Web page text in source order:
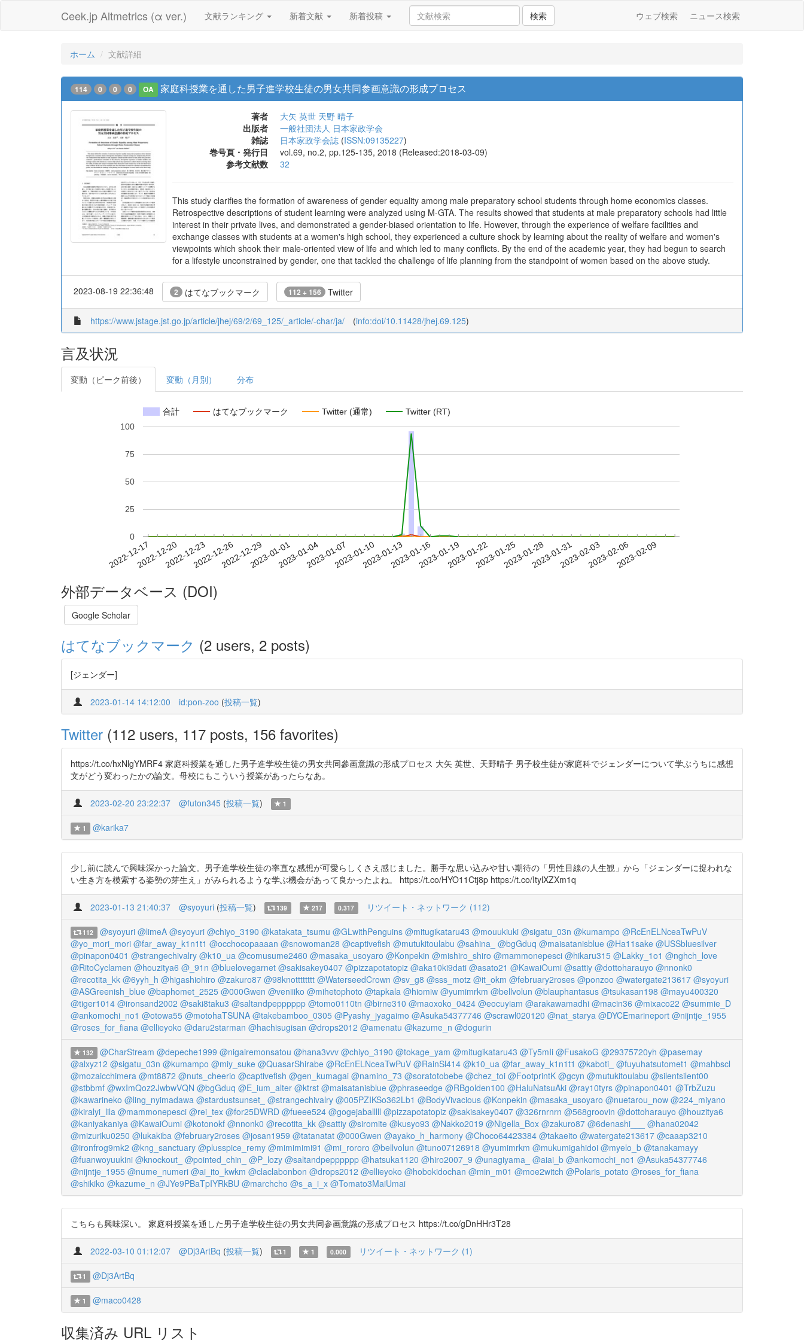
Ceek.jp Altmetrics (α ver.) 文献ランキング 新着文献 新着投稿 検索 ウェブ検索 ニュース検索
ホーム 文献詳細
114 0 0 0 OA 家庭科授業を通した男子進学校生徒の男女共同参画意識の形成プロセス
著者 大矢 英世 天野 晴子
出版者
一般社団法人 日本家政学会
雑誌
日本家政学会誌 (ISSN:09135227)
巻号頁・発行日
vol.69, no.2, pp.125-135, 2018 (Released:2018-03-09)
参考文献数
32
This study clarifies the formation of awareness of gender equality among male preparatory school students through home economics classes.
Retrospective descriptions of student learning were analyzed using M-GTA. The results showed that students at male preparatory schools had little
interest in their private lives, and demonstrated a gender-biased orientation to life. However, through the experience of welfare facilities and
exchange classes with students at a women's high school, they experienced a culture shock by learning about the reality of welfare and women's
viewpoints which shook their male-oriented view of life and which led to many conflicts. By the end of the academic year, they had begun to search
for a lifestyle unconstrained by gender, one that tackled the challenge of life planning from the standpoint of women based on the above study.
2023-08-19 22:36:48 2 はてなブックマーク 112 + 156 Twitter
https://www.jstage.jst.go.jp/article/jhej/69/2/69_125/_article/-char/ja/ (info:doi/10.11428/jhej.69.125)
言及状況
変動（ピーク前後） 変動（月別） 分布
合計 はてなブックマーク Twitter (通常) Twitter (RT)
2022-12-172022-12-202022-12-232022-12-262022-12-292023-01-012023-01-042023-01-072023-01-102023-01-132023-01-162023-01-192023-01-222023-01-252023-01-282023-01-312023-02-032023-02-062023-02-09
0
25
50
75
100
外部データベース (DOI)
Google Scholar
はてなブックマーク (2 users, 2 posts)
[ジェンダー]
2023-01-14 14:12:00 id:pon-zoo (投稿一覧)
Twitter (112 users, 117 posts, 156 favorites)
https://t.co/hxNlgYMRF4 家庭科授業を通した男子進学校生徒の男女共同參画意識の形成プロセス 大矢 英世、天野晴子 男子校生徒が家庭科でジェンダーについて学ぶうちに感想
文がどう変わったかの論文。母校にもこういう授業があったらなあ。
2023-02-20 23:22:37 @futon345 (投稿一覧) 1
1 @karika7
少し前に読んで興味深かった論文。男子進学校生徒の率直な感想が可愛らしくさえ感じました。勝手な思い込みや甘い期待の「男性目線の人生観」から「ジェンダーに捉われな
い生き方を模索する姿勢の芽生え」がみられるような学ぶ機会があって良かったよね。 https://t.co/HYO11Ctj8p https://t.co/ItylXZXm1q
2023-01-13 21:40:37 @syoyuri (投稿一覧) 139 217 0.317 リツイート・ネットワーク (112)
112 @syoyuri @limeA @syoyuri @chiyo_3190 @katakata_tsumu @GLwithPenguins @mitugikataru43 @mouukiuki @sigatu_03n @kumampo @RcEnELNceaTwPuV
@yo_mori_mori @far_away_k1n1t1 @occhocopaaaan @snowoman28 @captivefish @mutukitoulabu @sahina_ @bgGduq @maisatanisblue @Ha11sake @USSbluesilver
@pinapon0401 @strangechivalry @k10_ua @comusume2460 @masaka_usoyaro @Konpekin @mishiro_shiro @mammonepesci @hikaru315 @Lakky_1o1 @nghch_love
@RitoCyclamen @houzitya6 @_91n @bluelovegarnet @sakisakey0407 @pizzapotatopiz @aka10ki9dati @asato21 @KawaiOumi @sattiy @dottoharauyo @nnonk0
@recotita_kk @6yyh_h @higashiohiro @zakuro87 @98knotttttttt @WaterseedCrown @sv_g8 @sss_motz @it_okm @february2roses @ponzoo @watergate213617 @syoyuri
@ASGreenish_blue @baphomet_2525 @000Gwen @veniiiko @mihetophoto @tapkala @hiomiw @yumimrkm @bellvolun @blauphantasus @tsukasan198 @mayu400320
@tiger1014 @ironsand2002 @saki8taku3 @saltandpepppppp @tomo0110tn @birne310 @maoxoko_0424 @eocuyiam @arakawamadhi @macin36 @mixaco22 @summie_D
@ankomochi_no1 @otowa55 @motohaTSUNA @takebamboo_0305 @Pyashy_jyagaimo @Asuka54377746 @scrawl020120 @nat_starya @DYCEmarineport @nijntje_1955
@roses_for_fiana @ellieyoko @daru2starman @hachisugisan @drops2012 @amenatu @kazume_n @dogurin
132 @CharStream @depeche1999 @nigairemonsatou @hana3vvv @chiyo_3190 @tokage_yam @mitugikataru43 @Ty5mIi @FusakoG @29375720yh @pasemay
@alxyz12 @sigatu_03n @kumampo @miy_suke @QuasarShirabe @RcEnELNceaTwPuV @RainSl414 @k10_ua @far_away_k1n1t1 @kaboti_ @fuyuhatsutomet1 @mahbscl
@mozaicchimera @mt8872 @nuts_cheerio @captivefish @gen_kumagai @namino_73 @soratotobebe @chez_toi @FootprintK @gcyn @mutukitoulabu @silentsilent00
@stbbmf @wxImQoz2JwbwVQN @bgGduq @E_ium_alter @ktrst @maisatanisblue @phraseedge @RBgolden100 @HaluNatsuAki @ray10tyrs @pinapon0401 @TrbZuzu
@kawarineko @ling_nyimadawa @stardustsunset_ @strangechivalry @005PZIKSo362Lb1 @BodyVivacious @Konpekin @masaka_usoyaro @nuetarou_now @224_miyano
@kiralyi_lila @mammonepesci @rei_tex @for25DWRD @fueee524 @gogejaballlll @pizzapotatopiz @sakisakey0407 @326rnrnrn @568groovin @dottoharauyo @houzitya6
@kaniyakaniya @KawaiOumi @kotonokf @nnonk0 @recotita_kk @sattiy @siromite @kusyo93 @Nakko2019 @Nigella_Box @zakuro87 @6denashi___
@hana02042
@mizuriku0250 @lukakiba @february2roses @josan1959 @tatanatat @000Gwen @ayako_h_harmony @Choco64423384 @takaeito @watergate213617 @caaap3210
@ironfrog9mk2 @kng_sanctuary @plusspice_remy @mimimimi91 @mi_rororo @bellvolun @tuno07126918 @yumimrkm @mukumigahidoi @myelo_b @tanakamayy
@fuanwoyuukini @knockout_ @pointed_chin_ @P_lozy @saltandpepppppp @hatsuka1120 @hiro2007_9 @unagiyama_ @aiai_b @ankomochi_no1 @Asuka54377746
@nijntje_1955 @nume_numeri @ai_ito_kwkm @claclabonbon @drops2012 @ellieyoko @hobokidochan @min_m01 @moe2witch @Polaris_potato @roses_for_fiana
@shikiko @kazume_n @JYe9PBaTpIYRkBU @marchcho @s_a_i_x @Tomato3MaiUmai
こちらも興味深い。 家庭科授業を通した男子進学校生徒の男女共同参画意識の形成プロセス https://t.co/gDnHHr3T28
2022-03-10 01:12:07 @Dj3ArtBq (投稿一覧) 1 1 0.000 リツイート・ネットワーク (1)
1 @Dj3ArtBq
1 @maco0428
収集済み URL リスト